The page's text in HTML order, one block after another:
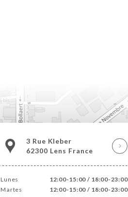
3 Rue Kleber
62300 Lens France
Lunes
12:00-15:00 / 18:00-23:00
Martes
12:00-15:00 / 18:00-23:00